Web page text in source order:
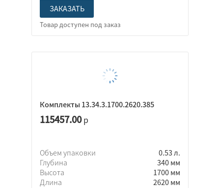
ЗАКАЗАТЬ
Комплекты 13.34.3.1700.2620.385
115457.00р
Объем упаковки
0.53 л.
Глубина
340 мм
Высота
1700 мм
Длина
2620 мм